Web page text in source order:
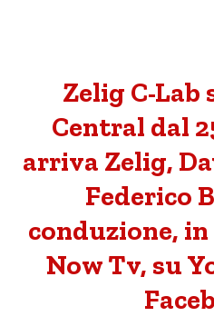
Zelig C-Lab
Central dal
arriva Zelig,
Federico
conduzione,
Now Tv, su